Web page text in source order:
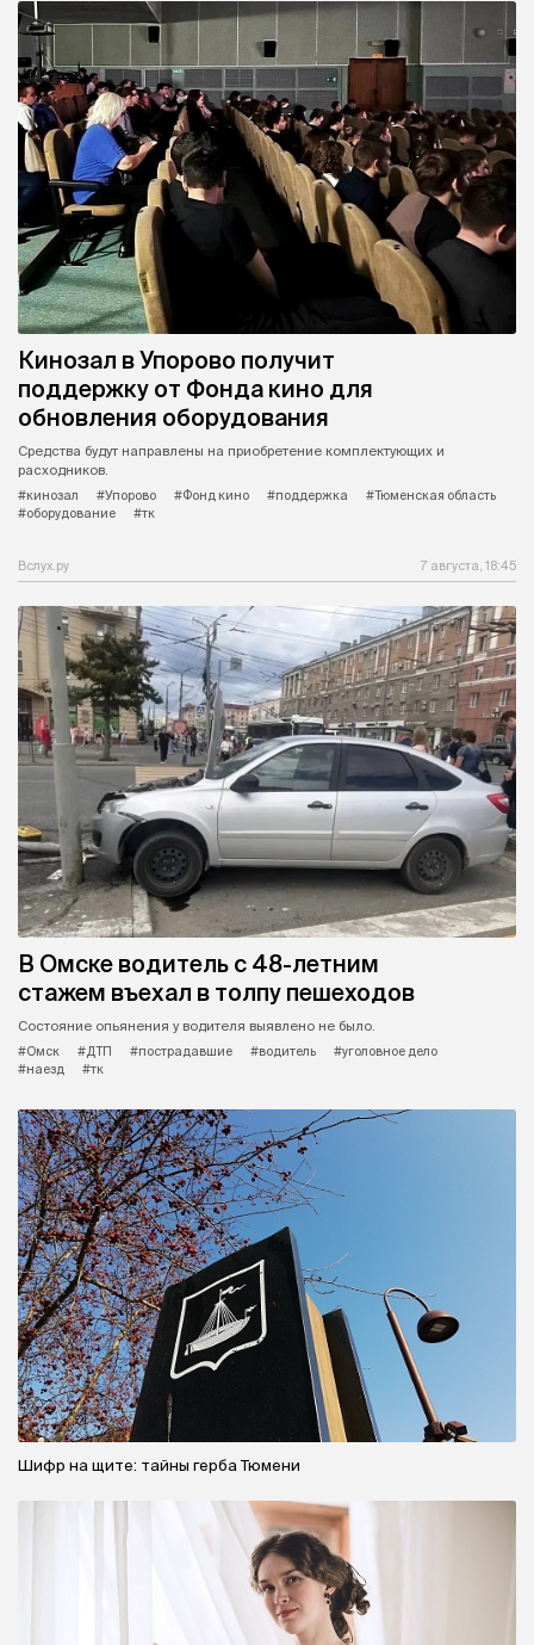
Кинозал в Упорово получит
поддержку от Фонда кино для
обновления оборудования
Средства будут направлены на приобретение комплектующих и
расходников.
#кинозал
#Упорово #Фонд кино #поддержка
#Тюменская область
#оборудование
#тк
Вслух.ру 7 августа, 18:45
В Омске водитель с 48-летним
стажем въехал в толпу пешеходов
Состояние опьянения у водителя выявлено не было.
#Омск
#ДТП #пострадавшие #водитель
#уголовное дело
#наезд
#тк
Шифр на щите: тайны герба Тюмени